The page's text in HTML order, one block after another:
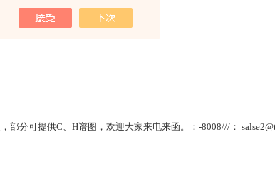
部分可提供C、H谱图，欢迎大家来电来函。：-8008///：